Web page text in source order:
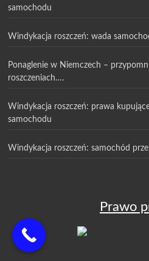
samochodu
Windykacja roszczeń: wada
Ponaglenie w Niemczech –
roszczeniach….
Windykacja roszczeń: prawa
samochodu
Windykacja roszczeń: samochód
Prawo